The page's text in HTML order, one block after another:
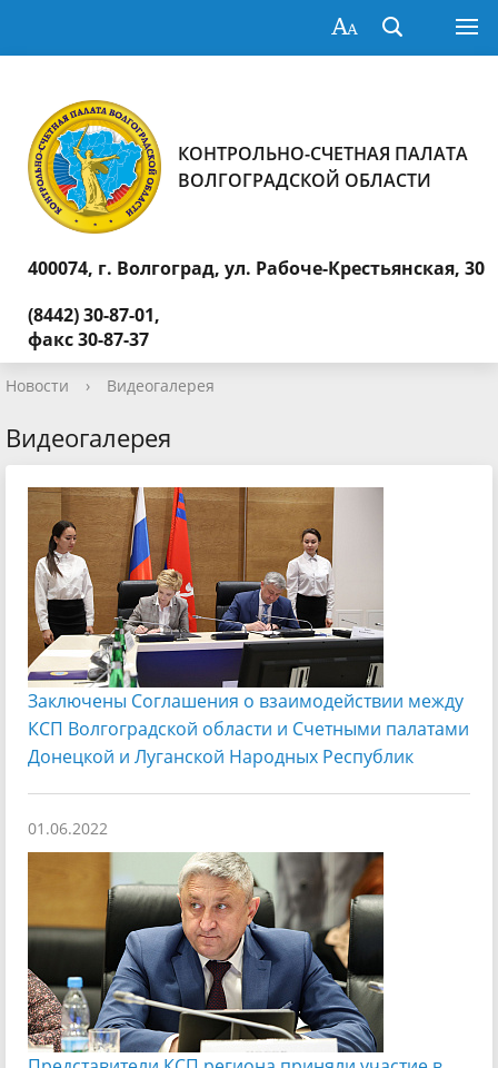
КОНТРОЛЬНО-СЧЕТНАЯ ПАЛАТА
ВОЛГОГРАДСКОЙ ОБЛАСТИ
400074, г. Волгоград, ул. Рабоче-Крестьянская, 30
(8442) 30-87-01,
факс 30-87-37
Новости › Видеогалерея
Видеогалерея
Заключены Соглашения о взаимодействии между
КСП Волгоградской области и Счетными палатами
Донецкой и Луганской Народных Республик
01.06.2022